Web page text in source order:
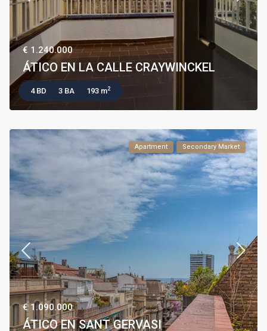
€ 1.240.000
ÁTICO EN LA CALLE CRAYWINCKEL
4 BD 3 BA 193 m2
Apartment Secondary Market
€ 1.090.000
ÁTICO EN SANT GERVASI